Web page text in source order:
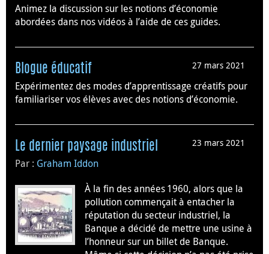
Animez la discussion sur les notions d’économie
abordées dans nos vidéos à l’aide de ces guides.
27 mars 2021
Blogue éducatif
Expérimentez des modes d’apprentissage créatifs pour
familiariser vos élèves avec des notions d’économie.
23 mars 2021
Le dernier paysage industriel
Par : Graham Iddon
À la fin des années 1960, alors que la
pollution commençait à entacher la
réputation du secteur industriel, la
Banque a décidé de mettre une usine à
l’honneur sur un billet de Banque.